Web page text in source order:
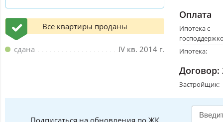
Все квартиры проданы
IV кв. 2014 г.
сдана
Оплата
Ипотека с
Ипотека:
Договор:
Застройщик: